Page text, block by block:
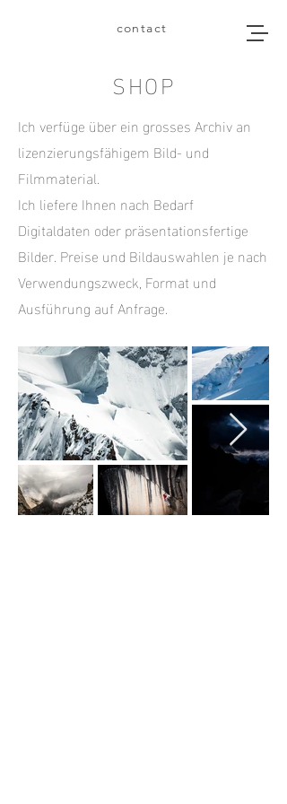
contact
SHOP
Ich verfüge über ein grosses Archiv an
lizenzierungsfähigem Bild- und
Filmmaterial.
Ich liefere Ihnen nach Bedarf
Digitaldaten oder präsentationsfertige
Bilder. Preise und Bildauswahlen je nach
Verwendungszweck, Format und
Ausführung auf Anfrage.